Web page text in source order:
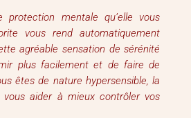
protection mentale qu’elle vous
vous rend automatiquement
agréable sensation de sérénité
plus facilement et de faire de
êtes de nature hypersensible, la
vous aider à mieux contrôler vos